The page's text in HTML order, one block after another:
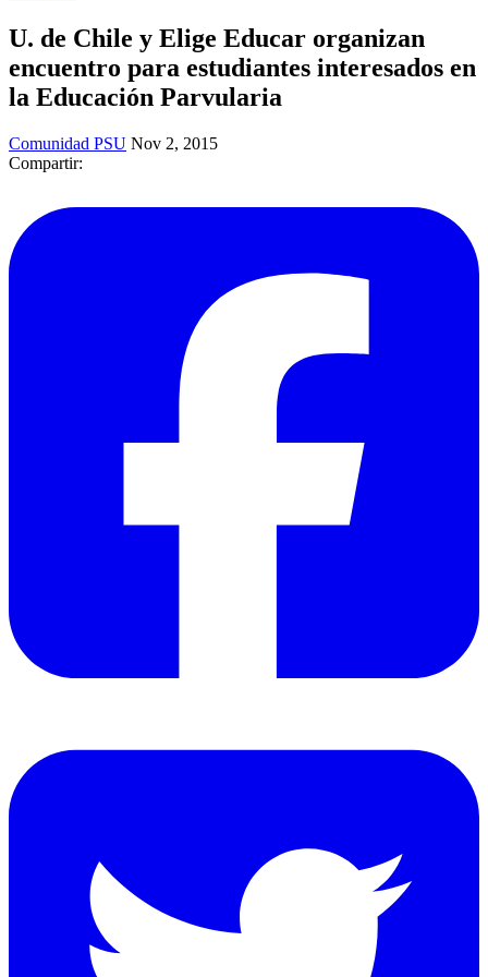
U. de Chile y Elige Educar organizan
encuentro para estudiantes interesados en
la Educación Parvularia
Comunidad PSU Nov 2, 2015
Compartir: